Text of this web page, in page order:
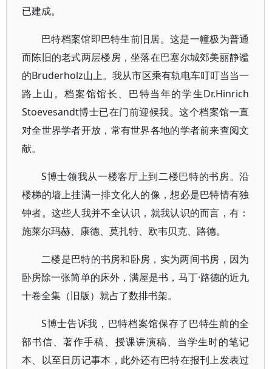
已建成。
巴特档案馆即巴特生前旧居。这是一幢极为普通
而陈旧的老式两层楼房，坐落在巴塞尔城郊美丽静谧
的Bruderholz山上。我从市区乘有轨电车叮叮当当一
路上山。档案馆馆长、巴特当年的学生Dr.Hinrich
Stoevesandt博士已在门前迎候我。这个档案馆一直
对全世界学者开放，常有世界各地的学者前来查阅文
献。
S博士领我从一楼客厅上到二楼巴特的书房。沿
楼梯的墙上挂满一排文化人的像，想必是巴特情有独
钟者。这些人我并不全认识，就我认识的而言，有：
施莱尔玛赫、康德、莫扎特、欧韦贝克、路德。
二楼是巴特的书房和卧房，实为两间书房，因为
卧房除一张简单的床外，满屋是书，马丁·路德的近九
十卷全集（旧版）就占了数排书架。
S博士告诉我，巴特档案馆保存了巴特生前的全
部书信、著作手稿、授课讲演稿、当学生时的笔记
本、以至日历记事本，此外还有巴特在报刊上发表过